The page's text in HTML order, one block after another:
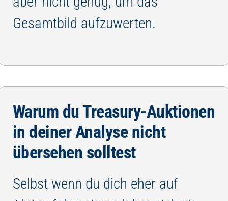
Gesamtbild aufzuwerten.
Warum du Treasury-Auktionen
in deiner Analyse nicht
übersehen solltest
Selbst wenn du dich eher auf